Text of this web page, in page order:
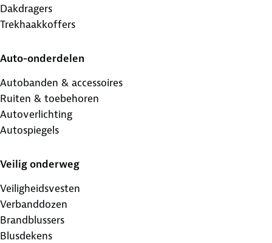
Dakdragers
Trekhaakkoffers
Auto-onderdelen
Autobanden & accessoires
Ruiten & toebehoren
Autoverlichting
Autospiegels
Veilig onderweg
Veiligheidsvesten
Verbanddozen
Brandblussers
Blusdekens